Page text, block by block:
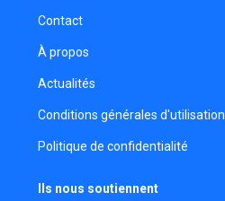
Contact
À propos
Actualités
Conditions générales d'utilisation
Politique de confidentialité
Ils nous soutiennent